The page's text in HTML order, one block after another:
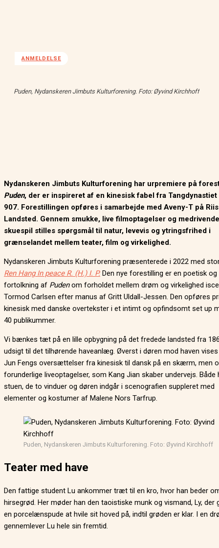
ANMELDELSE
Puden, Nydanskeren Jimbuts Kulturforening. Foto: Øyvind Kirchhoff
Nydanskeren Jimbuts Kulturforening har urpremiere på
Puden, der er inspireret af en kinesisk fabel fra
907. Forestillingen opføres i samarbejde med Aveny-T på
Landsted. Gennem smukke, live filmoptagelser og medrivende
skuespil stilles spørgsmål til natur, levevis og ytringsfrihed i
grænselandet mellem teater, film og virkelighed.
Nydanskeren Jimbuts Kulturforening præsenterede i 2022 med
Ren Hang In peace R. (H.) I. P. Den nye forestilling er en poetisk og
fortolkning af Pudenom forholdet mellem drøm og virkelighed
Tormod Carlsen efter manus af Gritt Uldall-Jessen. Den opføres
kinesisk med danske overtekster i et intimt og opfindsomt set up
40 publikummer.
Vi bænkes tæt på en lille opbygning på det fredede landsted fra
udsigt til det tilhørende haveanlæg. Øverst i døren mod haven
Jun Fengs oversættelser fra kinesisk til dansk på en skærm, men
forunderlige liveoptagelser, som Kang Jian skaber undervejs. Både
stuen, de to vinduer og døren indgår i scenografien suppleret med
elementer og kostumer af Malene Nors Tarfrup.
Puden, Nydanskeren Jimbuts Kulturforening. Foto: Øyvind Kirchhoff
Teater med have
Den fattige student Lu ankommer træt til en kro, hvor han beder
hirsegrød. Her møder han den taoistiske munk og vismand, Ly, der
en porcelænspude at hvile sit hoved på, indtil grøden er klar. I en
gennemlever Lu hele sin fremtid.